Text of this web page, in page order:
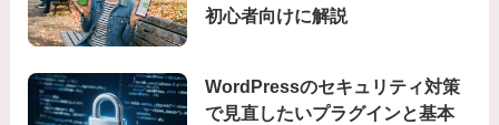
初心者向けに解説
WordPressのセキュリティ対策
で見直したいプラグインと基本